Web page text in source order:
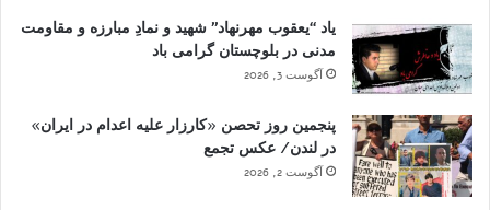
یاد “یعقوب مهرنهاد” شهید و نمادِ مبارزه و مقاومت
مدنی در بلوچستان گرامی باد
آگوست 3, 2026
پنجمین روز تحصن «کارزار علیه اعدام در ایران»
در لندن/ عکس تجمع
آگوست 2, 2026